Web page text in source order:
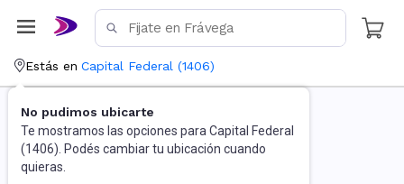
Estás en Capital Federal (1406)
No pudimos ubicarte
Te mostramos las opciones para Capital Federal
(1406). Podés cambiar tu ubicación cuando
quieras.